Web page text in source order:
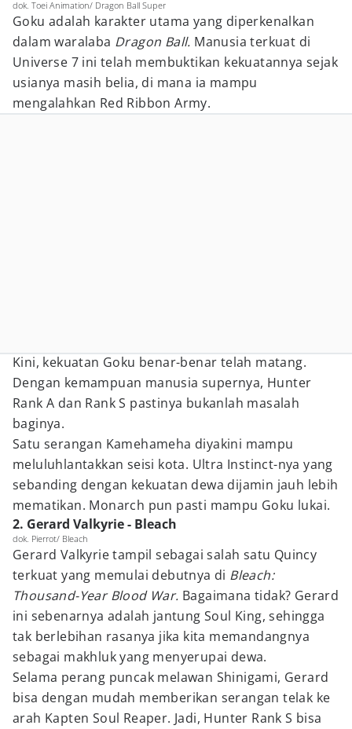
dok. Toei Animation/ Dragon Ball Super
Goku adalah karakter utama yang diperkenalkan
dalam waralaba Dragon Ball. Manusia terkuat di
Universe 7 ini telah membuktikan kekuatannya sejak
usianya masih belia, di mana ia mampu
mengalahkan Red Ribbon Army.
Kini, kekuatan Goku benar-benar telah matang.
Dengan kemampuan manusia supernya, Hunter
Rank A dan Rank S pastinya bukanlah masalah
baginya.
Satu serangan Kamehameha diyakini mampu
meluluhlantakkan seisi kota. Ultra Instinct-nya yang
sebanding dengan kekuatan dewa dijamin jauh lebih
mematikan. Monarch pun pasti mampu Goku lukai.
2. Gerard Valkyrie - Bleach
dok. Pierrot/ Bleach
Gerard Valkyrie tampil sebagai salah satu Quincy
terkuat yang memulai debutnya di Bleach:
Thousand-Year Blood War. Bagaimana tidak? Gerard
ini sebenarnya adalah jantung Soul King, sehingga
tak berlebihan rasanya jika kita memandangnya
sebagai makhluk yang menyerupai dewa.
Selama perang puncak melawan Shinigami, Gerard
bisa dengan mudah memberikan serangan telak ke
arah Kapten Soul Reaper. Jadi, Hunter Rank S bisa